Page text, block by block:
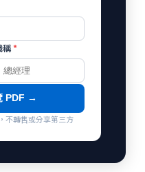
稱*
PDF →
不轉售或分享第三方